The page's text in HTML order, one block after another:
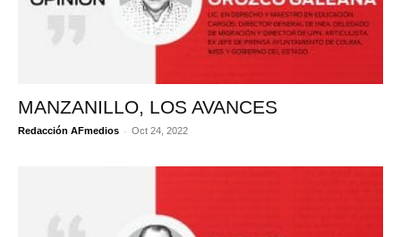
MANZANILLO, LOS AVANCES
Redacción AFmedios - Oct 24, 2022